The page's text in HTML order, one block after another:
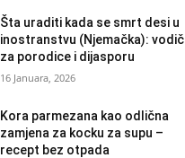
Šta uraditi kada se smrt desi u
inostranstvu (Njemačka): vodič
za porodice i dijasporu
16 Januara, 2026
Kora parmezana kao odlična
zamjena za kocku za supu –
recept bez otpada